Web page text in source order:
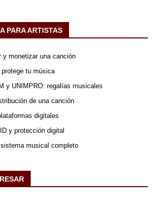
PARA ARTISTAS
y monetizar una canción
tu música
y UNIMPRO: regalías musicales
de una canción
digitales
y protección digital
musical completo